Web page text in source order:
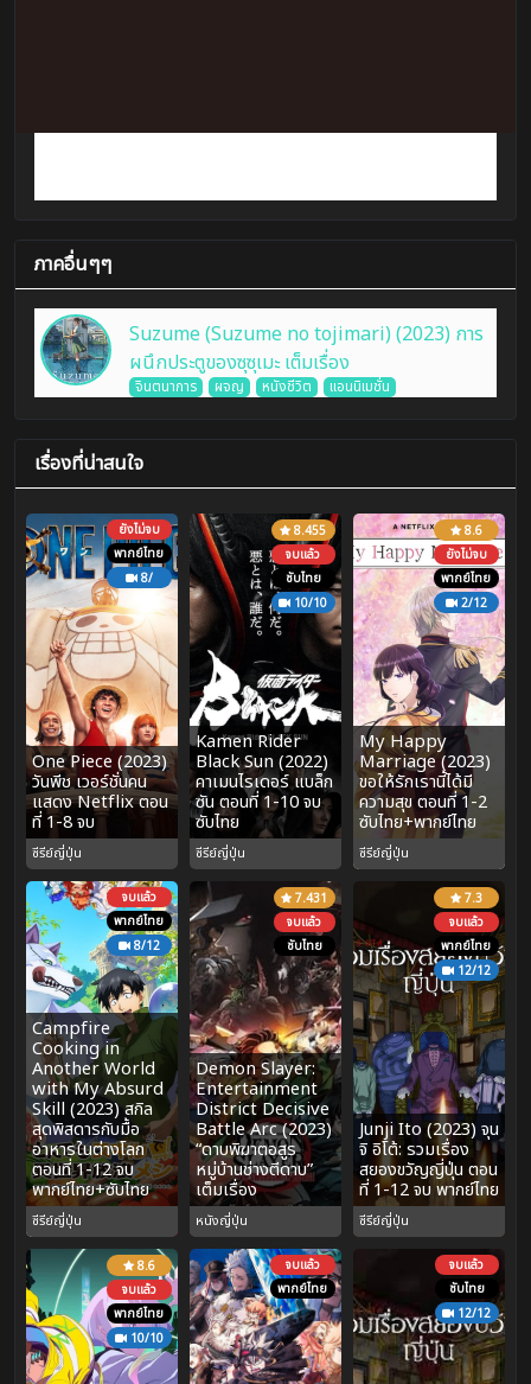
ภาคอื่นๆๆ
Suzume (Suzume no tojimari) (2023) การ
ผนึกประตูของซุซุเมะ เต็มเรื่อง
จินตนาการ ผจญ หนังชีวิต แอนนิเมชั่น
เรื่องที่น่าสนใจ
ยังไม่จบ
พากย์ไทย
8/
One Piece (2023)
วันพีช เวอร์ชั่นคน
แสดง Netflix ตอน
ที่ 1-8 จบ
ซีรีย์ญี่ปุ่น
8.455
จบแล้ว
ซับไทย
10/10
Kamen Rider
Black Sun (2022)
คาเมนไรเดอร์ แบล็ก
ซัน ตอนที่ 1-10 จบ
ซับไทย
ซีรีย์ญี่ปุ่น
8.6
ยังไม่จบ
พากย์ไทย
2/12
My Happy
Marriage (2023)
ขอให้รักเรานี้ได้มี
ความสุข ตอนที่ 1-2
ซับไทย+พากย์ไทย
ซีรีย์ญี่ปุ่น
จบแล้ว
พากย์ไทย
8/12
Campfire
Cooking in
Another World
with My Absurd
Skill (2023) สกิล
สุดพิสดารกับมื้อ
อาหารในต่างโลก
ตอนที่ 1-12 จบ
พากย์ไทย+ซับไทย
ซีรีย์ญี่ปุ่น
7.431
จบแล้ว
ซับไทย
Demon Slayer:
Entertainment
District Decisive
Battle Arc (2023)
“ดาบพิฆาตอสูร
หมู่บ้านช่างตีดาบ”
เต็มเรื่อง
หนังญี่ปุ่น
7.3
จบแล้ว
พากย์ไทย
12/12
Junji Ito (2023) จุน
จิ อิโต้: รวมเรื่อง
สยองขวัญญี่ปุ่น ตอน
ที่ 1-12 จบ พากย์ไทย
ซีรีย์ญี่ปุ่น
8.6
จบแล้ว
พากย์ไทย
10/10
จบแล้ว
พากย์ไทย
จบแล้ว
ซับไทย
12/12